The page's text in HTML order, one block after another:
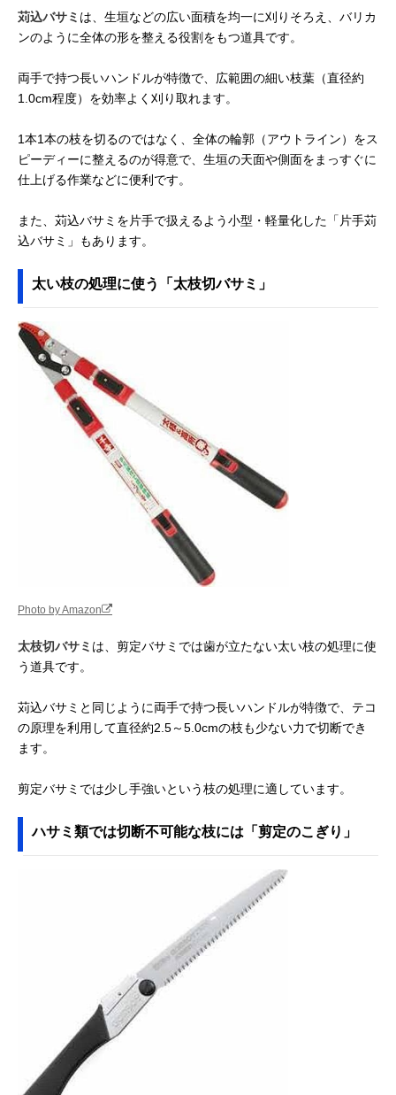
苅込バサミ は、生垣などの広い面積を均一に刈りそろえ、バリカ
ンのように全体の形を整える役割をもつ道具です。
両手で持つ長いハンドルが特徴で、広範囲の細い枝葉（直径約
1.0cm程度）を効率よく刈り取れます。
1本1本の枝を切るのではなく、全体の輪郭（アウトライン）をス
ピーディーに整えるのが得意で、生垣の天面や側面をまっすぐに
仕上げる作業などに便利です。
また、苅込バサミを片手で扱えるよう小型・軽量化した「片手苅
込バサミ」もあります。
太い枝の処理に使う「太枝切バサミ」
Photo by Amazon
太枝切バサミ は、剪定バサミでは歯が立たない太い枝の処理に使
う道具です。
苅込バサミと同じように両手で持つ長いハンドルが特徴で、テコ
の原理を利用して直径約2.5～5.0cmの枝も少ない力で切断でき
ます。
剪定バサミでは少し手強いという枝の処理に適しています。
ハサミ類では切断不可能な枝には「剪定のこぎり」